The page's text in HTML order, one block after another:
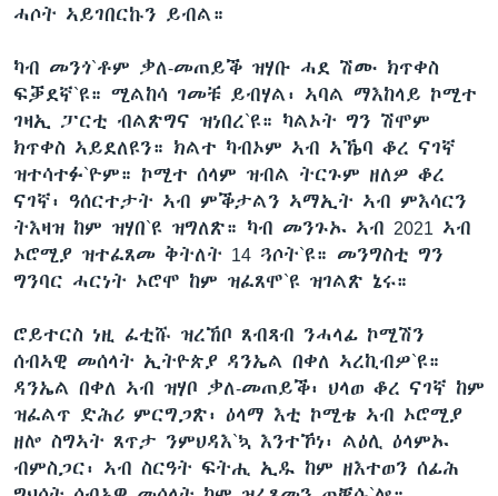
ሓሶት ኣይገበርኩን ይብል።
ካብ መንጎ`ቶም ቃለ-መጠይቕ ዝሃቡ ሓደ ሽሙ ክጥቀስ
ፍቓደኛ`ዩ። ሚልከሳ ገመቹ ይብሃል፡ ኣባል ማእከላይ ኮሚተ
ገዛኢ ፓርቲ ብልጽግና ዝነበረ`ዩ። ካልኦት ግን ሽሞም
ክጥቀስ ኣይደለዩን። ክልተ ካብኦም ኣብ ኣኼባ ቆረ ናገኛ
ዝተሳተፉ`ዮም። ኮሚተ ሰላም ዝብል ትርጉም ዘለዎ ቆረ
ናገኛ፡ ዓሰርተታት ኣብ ምቕታልን ኣማኢት ኣብ ምእሳርን
ትእዛዝ ከም ዝሃበ`ዩ ዝግለጽ። ካብ መንጉኡ ኣብ 2021 ኣብ
ኦሮሚያ ዝተፈጸመ ቅትለት 14 ጓሶት`ዩ። መንግስቲ ግን
ግንባር ሓርነት ኦሮሞ ከም ዝፈጸሞ`ዩ ዝገልጽ ኔሩ።
ሮይተርስ ነዚ ፈቲሹ ዝረኸቦ ጸብጻብ ንሓላፊ ኮሚሽን
ሰብኣዊ መሰላት ኢትዮጵያ ዳንኤል በቀለ ኣረኪብዎ`ዩ።
ዳንኤል በቀለ ኣብ ዝሃቦ ቃለ-መጠይቕ፡ ህላወ ቆረ ናገኛ ከም
ዝፈልጥ ድሕሪ ምርግጋጽ፡ ዕላማ እቲ ኮሚቴ ኣብ ኦሮሚያ
ዘሎ ስግኣት ጸጥታ ንምህዳእ`ኳ እንተኾነ፡ ልዕሊ ዕላምኡ
ብምስጋር፡ ኣብ ስርዓት ፍትሒ ኢዱ ከም ዘእተወን ሰፊሕ